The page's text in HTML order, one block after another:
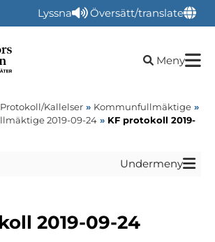
Lyssna Översätt/translate
Öppna
Meny
Protokoll/Kallelser » Kommunfullmäktige »
2019-09-24 » KF protokoll 2019-
Undermeny
2019-09-24